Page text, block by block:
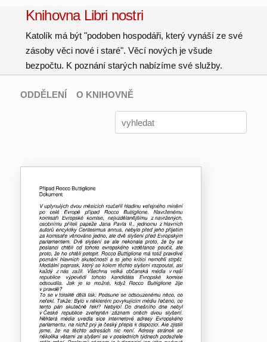
Knihovna Libri nostri
Katolík má být "podoben hospodáři, který vynáší ze své
zásoby věci nové i staré". Věcí nových je všude
bezpočtu. K poznání starých nabízíme své služby.
ODDĚLENÍ O KNIHOVNĚ